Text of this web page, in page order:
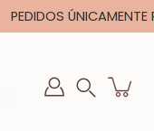
PEDIDOS
Buscar